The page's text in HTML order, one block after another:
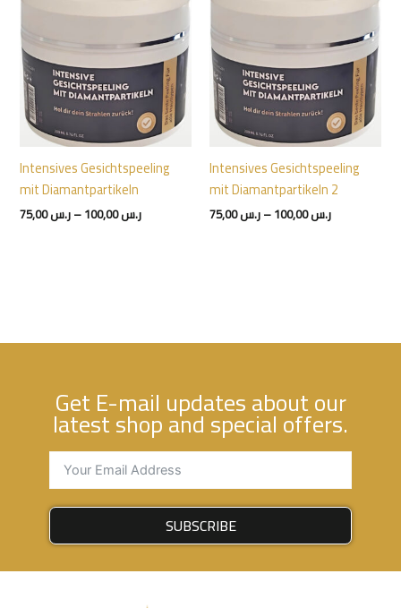
Intensives Gesichtspeeling
mit Diamantpartikeln
ر.س75,00 – ر.س100,00
ر.س 75,00
through
ر.س 100,00
Intensives Gesichtspeeling
mit Diamantpartikeln 2
ر.س75,00 – ر.س100,00
ر.س 75,00
through
ر.س 100,00
Get E-mail updates about our
latest shop and special offers.
SUBSCRIBE